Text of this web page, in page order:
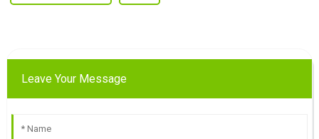
Leave Your Message